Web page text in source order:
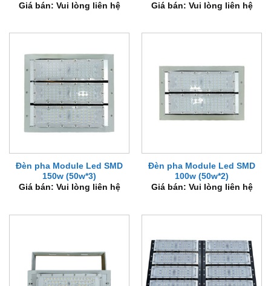
Giá bán: Vui lòng liên hệ
Giá bán: Vui lòng liên hệ
Đèn pha Module Led SMD
150w (50w*3)
Giá bán: Vui lòng liên hệ
Đèn pha Module Led SMD
100w (50w*2)
Giá bán: Vui lòng liên hệ